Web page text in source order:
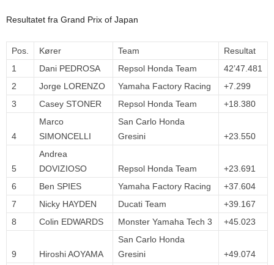
Resultatet fra Grand Prix of Japan
Pos. Kører Team
Resultat
1
Dani PEDROSA Repsol Honda Team
42’47.481
2
Jorge LORENZO Yamaha Factory Racing
+7.299
3
Casey STONER Repsol Honda Team +18.380
4
Marco
SIMONCELLI
San Carlo Honda
Gresini
+23.550
5
Andrea
DOVIZIOSO
Repsol Honda Team
+23.691
6
Ben SPIES Yamaha Factory Racing
+37.604
7
Nicky HAYDEN Ducati Team
+39.167
8
Colin EDWARDS Monster Yamaha Tech 3 +45.023
9 Hiroshi AOYAMA
San Carlo Honda
Gresini
+49.074